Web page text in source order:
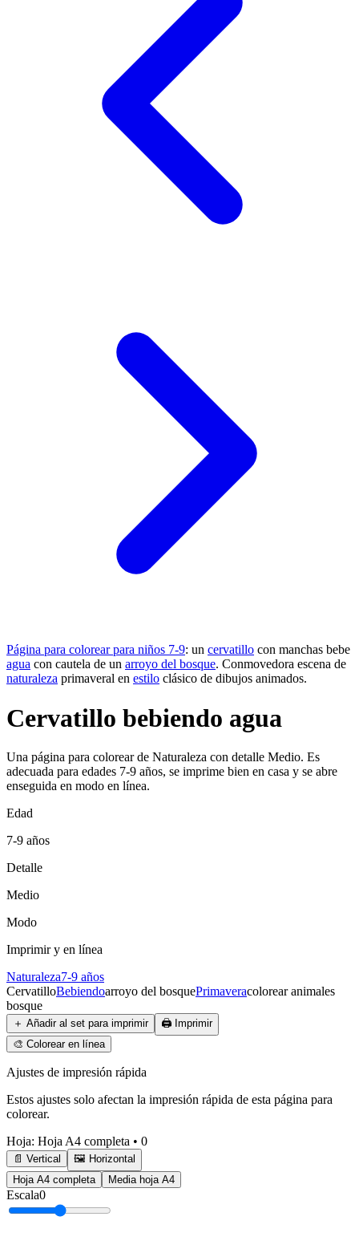
Página para colorear para niños 7-9: un cervatillo con manchas bebe
agua con cautela de un arroyo del bosque. Conmovedora escena de
naturaleza primaveral en estilo clásico de dibujos animados.
Cervatillo bebiendo agua
Una página para colorear de Naturaleza con detalle Medio. Es
adecuada para edades 7-9 años, se imprime bien en casa y se abre
enseguida en modo en línea.
Edad
7-9 años
Detalle
Medio
Modo
Imprimir y en línea
Naturaleza7-9 años
CervatilloBebiendoarroyo del bosquePrimaveracolorear animales
bosque
＋ Añadir al set para imprimir 🖨️ Imprimir
🎨 Colorear en línea
Ajustes de impresión rápida
Estos ajustes solo afectan la impresión rápida de esta página para
colorear.
Hoja: Hoja A4 completa • 0
📄 Vertical
🖼️ Horizontal
Hoja A4 completa
Media hoja A4
Escala0